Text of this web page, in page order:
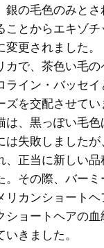
銀の毛色のみと
ことからエキゾチ
更されました。
カで、茶色い毛
ライン・バッセ
ズを交配させて
は、黒っぽい毛
は失敗しました
、正当に新しい
。その際、バー
リカンショートヘ
ショートヘアの
きました。